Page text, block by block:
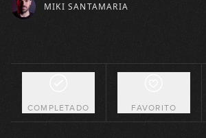
MIKI SANTAMARIA
COMPLETADO FAVORITO